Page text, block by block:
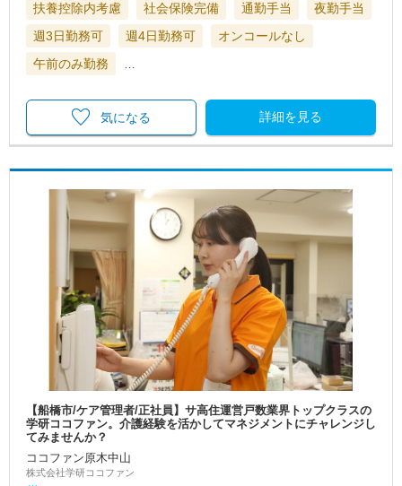
扶養控除内考慮 社会保険完備 通勤手当
夜勤手当
週3日勤務可
週4日勤務可
オンコールなし
午前のみ勤務
…
詳細を見る
気になる
【船橋市/ケア管理者/正社員】サ高住運営戸数業界トップクラスの
学研ココファン。介護経験を活かしてマネジメントにチャレンジし
てみませんか？
ココファン原木中山
株式会社学研ココファン